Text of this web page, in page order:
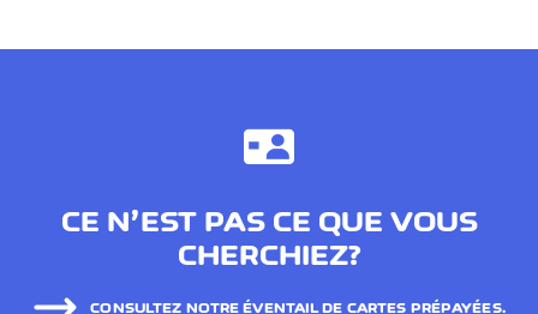
CE N’EST PAS CE QUE VOUS
CHERCHIEZ?
CONSULTEZ NOTRE ÉVENTAIL DE CARTES PRÉPAYÉES.